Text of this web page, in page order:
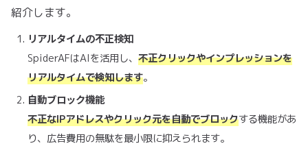
紹介します。
リアルタイムの不正検知
SpiderAFはAIを活用し、 不正クリックやインプレッションを
リアルタイムで検知します。
自動ブロック機能
不正なIPアドレスやクリック元を自動でブロックする機能があ
り、広告費用の無駄を最小限に抑えられます。